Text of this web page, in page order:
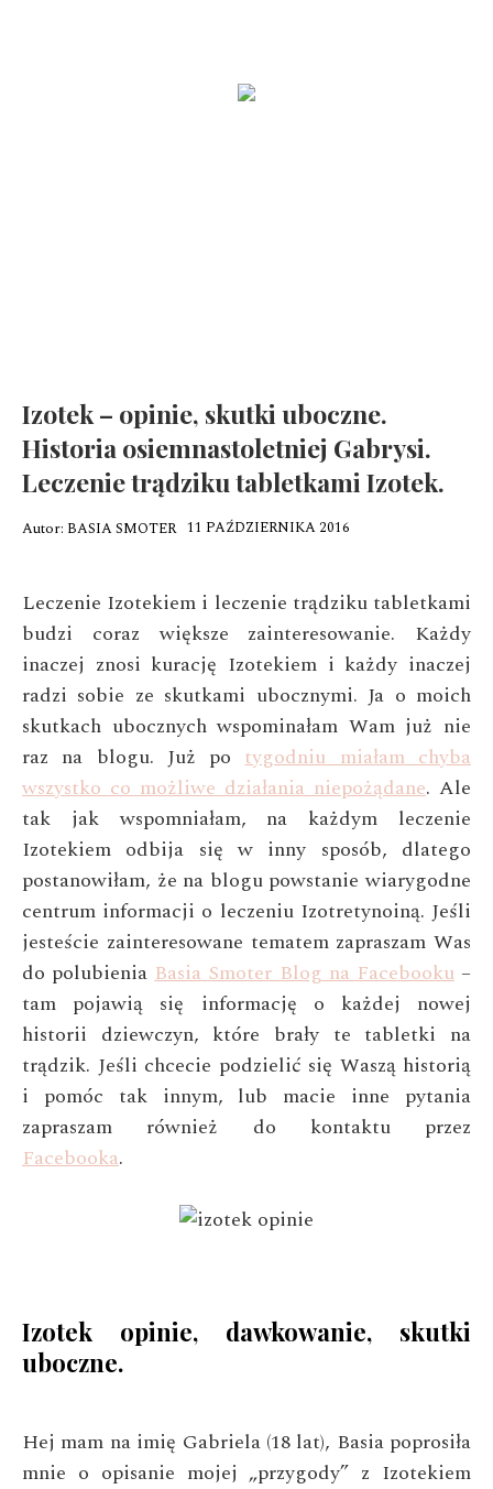
Izotek – opinie, skutki uboczne.
Historia osiemnastoletniej Gabrysi.
Leczenie trądziku tabletkami Izotek.
Autor: BASIA SMOTER 11 PAŹDZIERNIKA 2016
Leczenie Izotekiem i leczenie trądziku tabletkami
budzi coraz większe zainteresowanie. Każdy
inaczej znosi kurację Izotekiem i każdy inaczej
radzi sobie ze skutkami ubocznymi. Ja o moich
skutkach ubocznych wspominałam Wam już nie
raz na blogu. Już potygodniu miałam chyba
wszystko co możliwe działania niepożądane. Ale
tak jak wspomniałam, na każdym leczenie
Izotekiem odbija się w inny sposób, dlatego
postanowiłam, że na blogu powstanie wiarygodne
centrum informacji o leczeniu Izotretynoiną. Jeśli
jesteście zainteresowane tematem zapraszam Was
do polubieniaBasia Smoter Blog na Facebooku–
tam pojawią się informację o każdej nowej
historii dziewczyn, które brały te tabletki na
trądzik. Jeśli chcecie podzielić się Waszą historią
i pomóc tak innym, lub macie inne pytania
zapraszam również do kontaktu przez
Facebooka.
Izotek opinie, dawkowanie, skutki
uboczne.
Hej mam na imię Gabriela (18 lat), Basia poprosiła
mnie o opisanie mojej „przygody” z Izotekiem